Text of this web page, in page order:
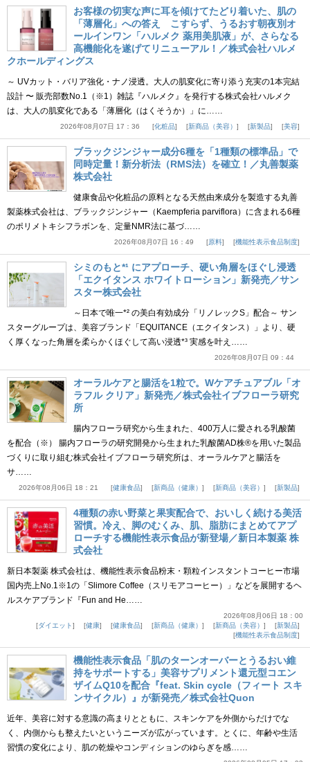
お客様の切実な声に耳を傾けてたどり着いた、肌の
「薄層化」への答え こすらず、うるおす朝夜別オ
ールインワン「ハルメク 薬用美肌液」が、さらなる
高機能化を遂げてリニューアル！／株式会社ハルメ
クホールディングス
～ UVカット・バリア強化・ナノ浸透。大人の肌変化に寄り添う充実の1本完結
設計 〜 販売部数No.1（※1）雑誌『ハルメク』を発行する株式会社ハルメク
は、大人の肌変化である「薄層化（はくそうか）」に……
2026年08月07日 17：36 化粧品 新商品（美容） 新製品 美容
ブラックジンジャー成分6種を「1種類の標準品」で
同時定量！新分析法（RMS法）を確立！／丸善製薬
株式会社
健康食品や化粧品の原料となる天然由来成分を製造する丸善
製薬株式会社は、ブラックジンジャー（Kaempferia parviflora）に含まれる6種
のポリメトキシフラボンを、定量NMR法に基づ……
2026年08月07日 16：49 原料 機能性表示食品制度
シミのもと*¹ にアプローチ、硬い角層をほぐし浸透
「エクイタンス ホワイトローション」新発売／サン
スター株式会社
～日本で唯一*² の美白有効成分「リノレックS」配合～ サン
スターグループは、美容ブランド「EQUITANCE（エクイタンス）」より、硬
く厚くなった角層を柔らかくほぐして高い浸透*³ 実感を叶え……
2026年08月07日 09：44
オーラルケアと腸活を1粒で。Wケアチュアブル「オ
ラフル クリア」新発売／株式会社イブフローラ研究
所
腸内フローラ研究から生まれた、400万人に愛される乳酸菌
を配合（※） 腸内フローラの研究開発から生まれた乳酸菌AD株®を用いた製品
づくりに取り組む株式会社イブフローラ研究所は、オーラルケアと腸活を
サ……
2026年08月06日 18：21 健康食品 新商品（健康） 新商品（美容） 新製品
4種類の赤い野菜と果実配合で、おいしく続ける美活
習慣。冷え、脚のむくみ、肌、脂肪にまとめてアプ
ローチする機能性表示食品が新登場／新日本製薬 株
式会社
新日本製薬 株式会社は、機能性表示食品粉末・顆粒インスタントコーヒー市場
国内売上No.1※1の「Slimore Coffee（スリモアコーヒー）」などを展開するヘ
ルスケアブランド『Fun and He……
2026年08月06日 18：00
ダイエット
健康 健康食品 新商品（健康） 新商品（美容）
新製品
機能性表示食品制度
機能性表示食品「肌のターンオーバーとうるおい維
持をサポートする」美容サプリメント還元型コエン
ザイムQ10を配合『feat. Skin cycle（フィート スキ
ンサイクル）』が新発売／株式会社Quon
近年、美容に対する意識の高まりとともに、スキンケアを外側からだけでな
く、内側からも整えたいというニーズが広がっています。とくに、年齢や生活
習慣の変化により、肌の乾燥やコンディションのゆらぎを感……